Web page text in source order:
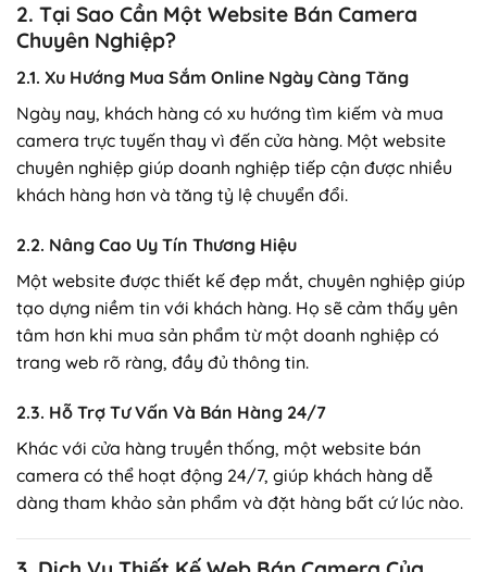
2. Tại Sao Cần Một Website Bán Camera
Chuyên Nghiệp?
2.1. Xu Hướng Mua Sắm Online Ngày Càng Tăng
Ngày nay, khách hàng có xu hướng tìm kiếm và mua
camera trực tuyến thay vì đến cửa hàng. Một website
chuyên nghiệp giúp doanh nghiệp tiếp cận được nhiều
khách hàng hơn và tăng tỷ lệ chuyển đổi.
2.2. Nâng Cao Uy Tín Thương Hiệu
Một website được thiết kế đẹp mắt, chuyên nghiệp giúp
tạo dựng niềm tin với khách hàng. Họ sẽ cảm thấy yên
tâm hơn khi mua sản phẩm từ một doanh nghiệp có
trang web rõ ràng, đầy đủ thông tin.
2.3. Hỗ Trợ Tư Vấn Và Bán Hàng 24/7
Khác với cửa hàng truyền thống, một website bán
camera có thể hoạt động 24/7, giúp khách hàng dễ
dàng tham khảo sản phẩm và đặt hàng bất cứ lúc nào.